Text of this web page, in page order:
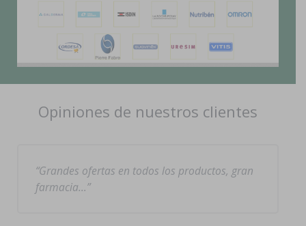
Opiniones de nuestros clientes
Grandes ofertas en todos los productos, gran
farmacia…